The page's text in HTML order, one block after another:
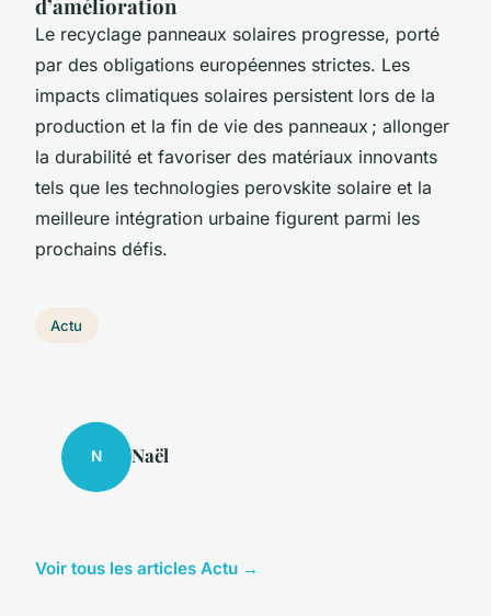
d’amélioration
Le recyclage panneaux solaires progresse, porté
par des obligations européennes strictes. Les
impacts climatiques solaires persistent lors de la
production et la fin de vie des panneaux ; allonger
la durabilité et favoriser des matériaux innovants
tels que les technologies perovskite solaire et la
meilleure intégration urbaine figurent parmi les
prochains défis.
Actu
N Naël
Voir tous les articles Actu →